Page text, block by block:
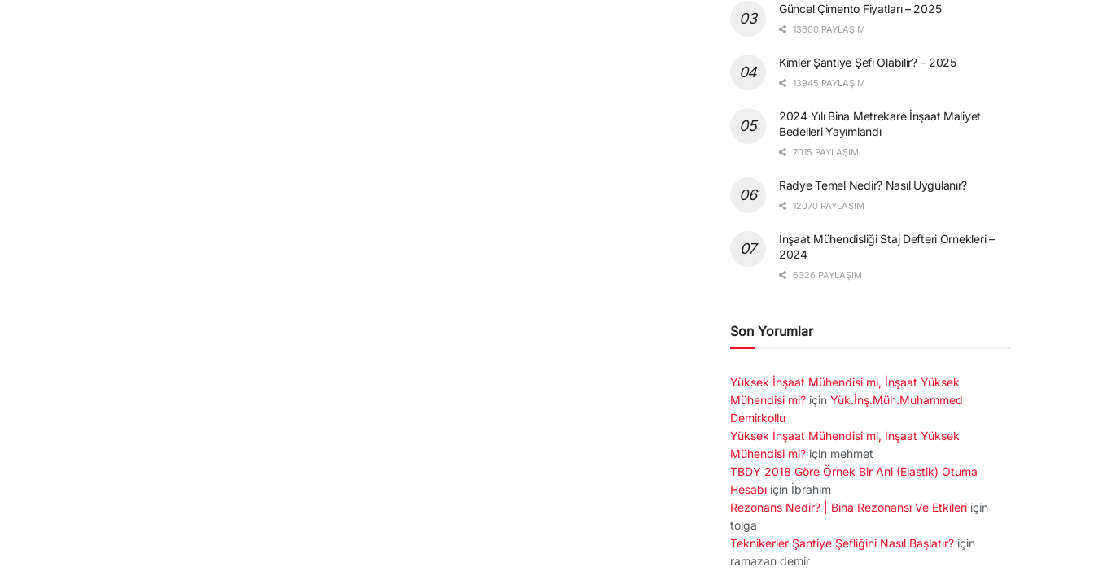
Güncel Çimento Fiyatları – 2025
13600 PAYLAŞIM
Kimler Şantiye Şefi Olabilir? – 2025
13945 PAYLAŞIM
2024 Yılı Bina Metrekare İnşaat Maliyet
Bedelleri Yayımlandı
7015 PAYLAŞIM
Radye Temel Nedir? Nasıl Uygulanır?
12070 PAYLAŞIM
İnşaat Mühendisliği Staj Defteri Örnekleri –
2024
6326 PAYLAŞIM
Son Yorumlar
Yüksek İnşaat Mühendisi mi, İnşaat Yüksek
Mühendisi mi? için Yük.İnş.Müh.Muhammed
Demirkollu
Yüksek İnşaat Mühendisi mi, İnşaat Yüksek
Mühendisi mi? için mehmet
TBDY 2018 Göre Örnek Bir Ani (Elastik) Otuma
Hesabı için İbrahim
Rezonans Nedir? | Bina Rezonansı Ve Etkileri için
tolga
Teknikerler Şantiye Şefliğini Nasıl Başlatır? için
ramazan demir